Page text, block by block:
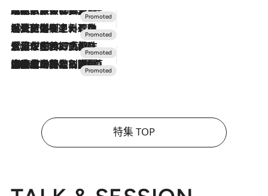
2026.7.31
【ホテル帰省】という選択肢をOMOが提案。家族とほどよい距離を保つには「昼は実家、夜は気兼ねなくホテルで！」
2026.7.24
【夏限定ディナーコース】旬を迎える稚鮎や花ズッキーニなどをイタリア・トスカーナの郷土料理の手法で満喫！
2026.7.17
「土佐和ハーブかき氷」がOMO7高知に登場！生姜、山椒、大葉など目にも舌にも涼を呼ぶ郷土の味
2026.7.10
NEW OPEN！【界 草津】名湯の地に誕生。趣の異なる2種の温泉と上州ならではの会席・蕎麦割烹など美食を味わう究極の癒やし旅
特集 TOP